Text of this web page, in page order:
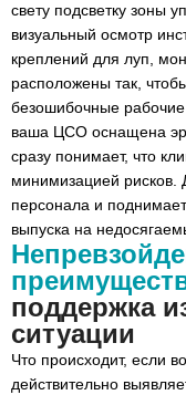
свету подсветку зоны
визуальный осмотр
креплений для луп,
расположены так,
безошибочные рабочие
ваша ЦСО оснащена
сразу понимает, что
минимизацией рисков.
персонала и
выпуска на
поддержка
ситуации
Что происходит, если
действительно